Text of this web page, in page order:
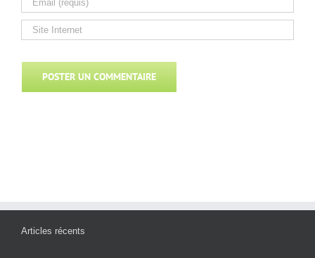
Articles récents